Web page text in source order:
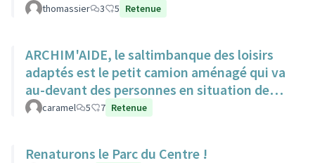
thomassier 3 5 Retenue
ARCHIM'AIDE, le saltimbanque des loisirs
adaptés est le petit camion aménagé qui va
au-devant des personnes en situation de
handicap pour animations
caramel 5 7 Retenue
Renaturons le Parc du Centre !